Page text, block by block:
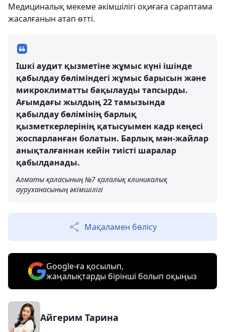
Медициналық мекеме әкімшілігі оқиғаға сараптама
жасалғанын атап өтті.
Ішкі аудит қызметіне жұмыс күні ішінде
қабылдау бөліміндегі жұмыс барысын және
микроклиматты бақылауды тапсырды.
Ағымдағы жылдың 22 тамызында
қабылдау бөлімінің барлық
қызметкерлерінің қатысуымен кадр кеңесі
жоспарланған болатын. Барлық мән-жайлар
анықталғаннан кейін тиісті шаралар
қабылданады.
Алматы қаласының №7 қалалық клиникалық
ауруханасының әкімшілігі
Мақаламен бөлісу
Google-ға қосылып,
жаңалықтарды бірінші болып оқыңыз
Айгерим Тарина